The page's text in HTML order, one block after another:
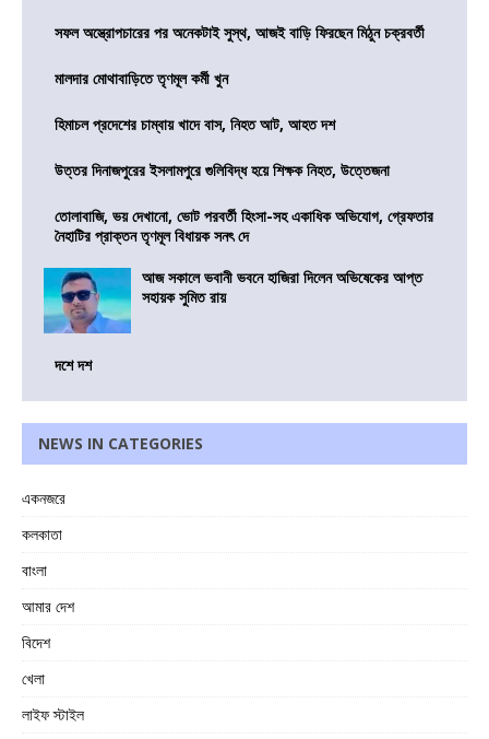
সফল অস্ত্রোপচারের পর অনেকটাই সুস্থ, আজই বাড়ি ফিরছেন মিঠুন চক্রবর্তী
মালদার মোথাবাড়িতে তৃণমূল কর্মী খুন
হিমাচল প্রদেশের চাম্বায় খাদে বাস, নিহত আট, আহত দশ
উত্তর দিনাজপুরের ইসলামপুরে গুলিবিদ্ধ হয়ে শিক্ষক নিহত, উত্তেজনা
তোলাবাজি, ভয় দেখানো, ভোট পরবর্তী হিংসা-সহ একাধিক অভিযোগ, গ্রেফতার
নৈহাটির প্রাক্তন তৃণমূল বিধায়ক সনৎ দে
আজ সকালে ভবানী ভবনে হাজিরা দিলেন অভিষেকের আপ্ত
সহায়ক সুমিত রায়
দশে দশ
NEWS IN CATEGORIES
একনজরে
কলকাতা
বাংলা
আমার দেশ
বিদেশ
খেলা
লাইফ স্টাইল